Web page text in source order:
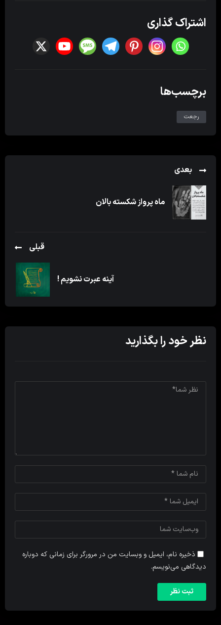
اشتراک گذاری
برچسب‌ها
رجعت
بعدی
ماه پرواز شکسته بالان
قبلی
آینه عبرت نشویم !
نظر خود را بگذارید
ذخیره نام، ایمیل و وبسایت من در مرورگر برای زمانی که دوباره
دیدگاهی می‌نویسم.